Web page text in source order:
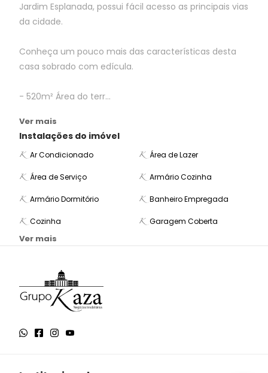
Jardim Esplanada, possui fácil acesso as principais vias
da cidade.
Conheça um pouco mais das características desta
casa sobrado com edícula.
- 520m² Área do terr...
Ver mais
Instalações do imóvel
Ar Condicionado Área de Lazer
Área de Serviço Armário Cozinha
Armário Dormitório Banheiro Empregada
Cozinha Garagem Coberta
Ver mais